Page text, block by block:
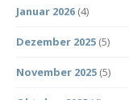
Januar 2026 (4)
Dezember 2025 (5)
November 2025 (5)